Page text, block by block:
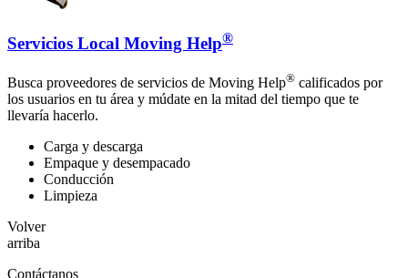
Servicios Local Moving Help®
Busca proveedores de servicios de Moving Help® calificados por
los usuarios en tu área y múdate en la mitad del tiempo que te
llevaría hacerlo.
Carga y descarga
Empaque y desempacado
Conducción
Limpieza
Volver
arriba
Contáctanos